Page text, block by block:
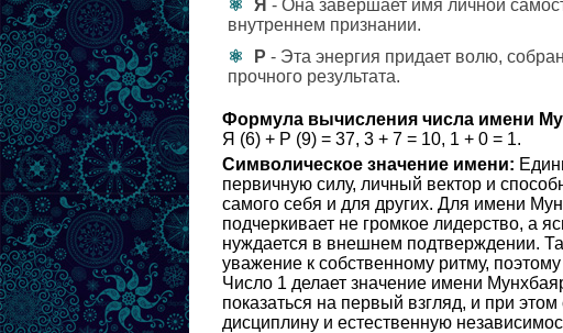
Я - Она завершает имя личной
внутреннем признании.
Р - Эта энергия придает волю,
прочного результата.
Формула вычисления числа имени
Я (6) + Р (9) = 37, 3 + 7 = 10, 1 + 0 = 1.
Символическое значение имени:
первичную силу, личный вектор и
самого себя и для других. Для имени
подчеркивает не громкое лидерство, а
нуждается в внешнем подтверждении.
уважение к собственному ритму,
Число 1 делает значение имени
показаться на первый взгляд, и при
дисциплину и естественную